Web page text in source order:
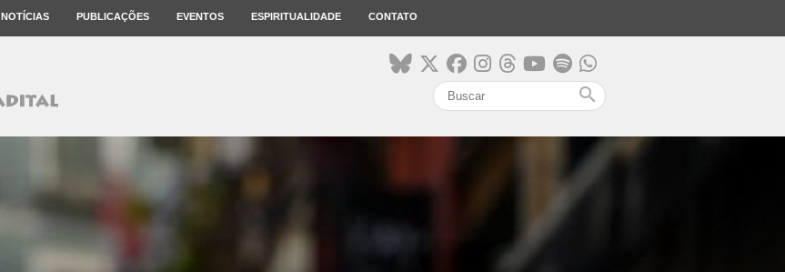
NOTÍCIAS PUBLICAÇÕES EVENTOS ESPIRITUALIDADE CONTATO
search